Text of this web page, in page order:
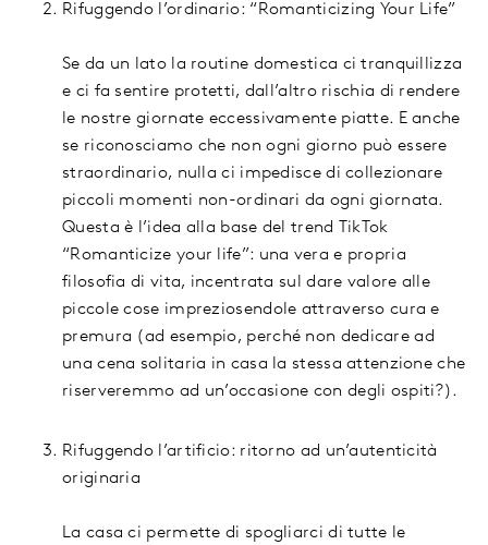
Rifuggendo l’ordinario: “Romanticizing Your Life”
Se da un lato la routine domestica ci tranquillizza
e ci fa sentire protetti, dall’altro rischia di rendere
le nostre giornate eccessivamente piatte. E anche
se riconosciamo che non ogni giorno può essere
straordinario, nulla ci impedisce di collezionare
piccoli momenti non-ordinari da ogni giornata.
Questa è l’idea alla base del trend TikTok
“Romanticize your life”: una vera e propria
filosofia di vita, incentrata sul dare valore alle
piccole cose impreziosendole attraverso cura e
premura (ad esempio, perché non dedicare ad
una cena solitaria in casa la stessa attenzione che
riserveremmo ad un’occasione con degli ospiti?).
Rifuggendo l’artificio: ritorno ad un’autenticità
originaria
La casa ci permette di spogliarci di tutte le